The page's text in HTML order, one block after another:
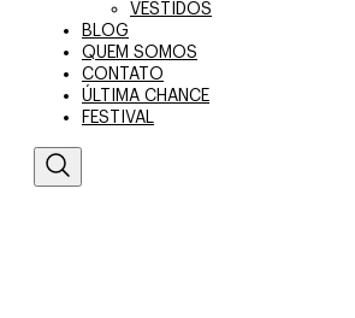
VESTIDOS
BLOG
QUEM SOMOS
CONTATO
ÚLTIMA CHANCE
FESTIVAL